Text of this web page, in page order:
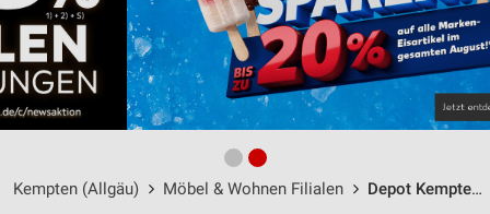
Kempten (Allgäu) Möbel & Wohnen Filialen Depot Kempten (Allgäu) / August-Fischer-Platz 1 - Öffnungszeiten & Adresse